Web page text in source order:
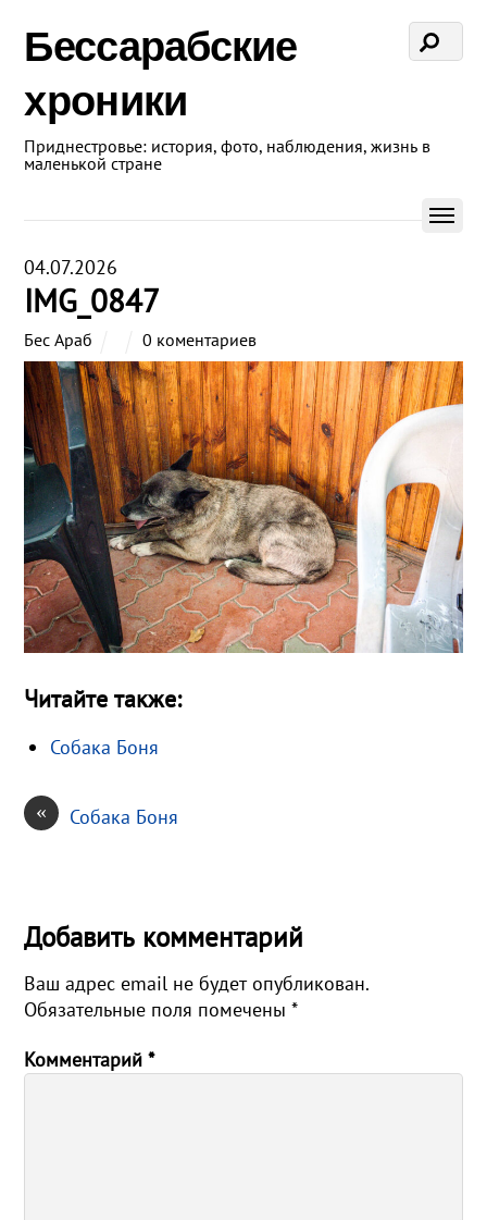
Бессарабские
хроники
Приднестровье: история, фото, наблюдения, жизнь в
маленькой стране
04.07.2026
IMG_0847
Бес Араб 0 коментариев
Читайте также:
Собака Боня
« Собака Боня
Добавить комментарий
Ваш адрес email не будет опубликован.
Обязательные поля помечены*
Комментарий*